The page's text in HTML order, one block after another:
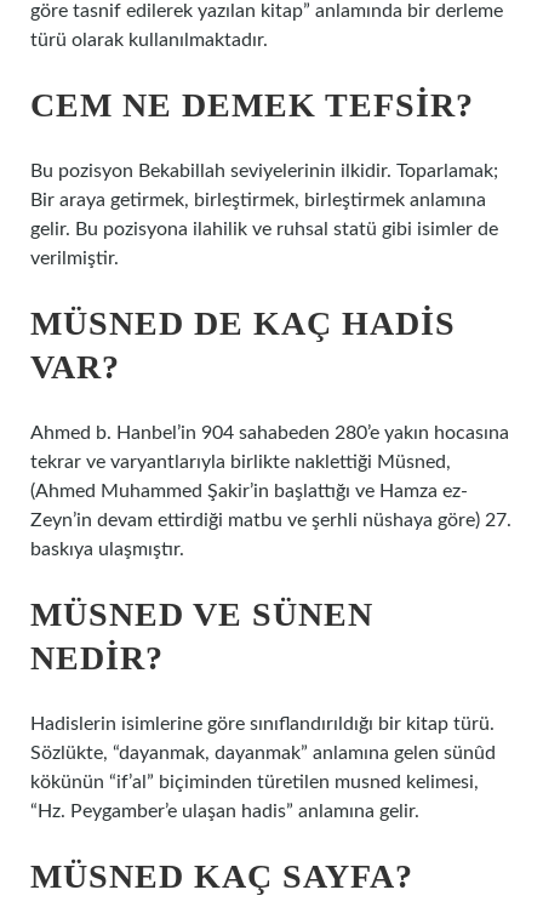
göre tasnif edilerek yazılan kitap” anlamında bir derleme
türü olarak kullanılmaktadır.
CEM NE DEMEK TEFSIR?
Bu pozisyon Bekabillah seviyelerinin ilkidir. Toparlamak;
Bir araya getirmek, birleştirmek, birleştirmek anlamına
gelir. Bu pozisyona ilahilik ve ruhsal statü gibi isimler de
verilmiştir.
MÜSNED DE KAÇ HADIS
VAR?
Ahmed b. Hanbel’in 904 sahabeden 280’e yakın hocasına
tekrar ve varyantlarıyla birlikte naklettiği Müsned,
(Ahmed Muhammed Şakir’in başlattığı ve Hamza ez-
Zeyn’in devam ettirdiği matbu ve şerhli nüshaya göre) 27.
baskıya ulaşmıştır.
MÜSNED VE SÜNEN
NEDIR?
Hadislerin isimlerine göre sınıflandırıldığı bir kitap türü.
Sözlükte, “dayanmak, dayanmak” anlamına gelen sünûd
kökünün “if’al” biçiminden türetilen musned kelimesi,
“Hz. Peygamber’e ulaşan hadis” anlamına gelir.
MÜSNED KAÇ SAYFA?